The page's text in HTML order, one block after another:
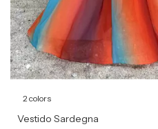
2 colors
Vestido Sardegna